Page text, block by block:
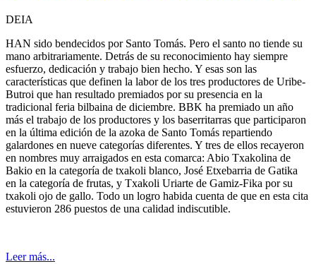
DEIA
HAN sido bendecidos por Santo Tomás. Pero el santo no tiende su
mano arbitrariamente. Detrás de su reconocimiento hay siempre
esfuerzo, dedicación y trabajo bien hecho. Y esas son las
características que definen la labor de los tres productores de Uribe-
Butroi que han resultado premiados por su presencia en la
tradicional feria bilbaina de diciembre. BBK ha premiado un año
más el trabajo de los productores y los baserritarras que participaron
en la última edición de la azoka de Santo Tomás repartiendo
galardones en nueve categorías diferentes. Y tres de ellos recayeron
en nombres muy arraigados en esta comarca: Abio Txakolina de
Bakio en la categoría de txakoli blanco, José Etxebarria de Gatika
en la categoría de frutas, y Txakoli Uriarte de Gamiz-Fika por su
txakoli ojo de gallo. Todo un logro habida cuenta de que en esta cita
estuvieron 286 puestos de una calidad indiscutible.
Leer más...